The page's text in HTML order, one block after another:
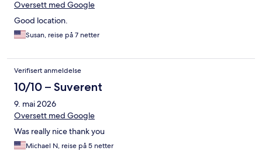
Oversett med Google
Good location.
Susan, reise på 7 netter
Verifisert anmeldelse
10/10 – Suverent
9. mai 2026
Oversett med Google
Was really nice thank you
Michael N, reise på 5 netter